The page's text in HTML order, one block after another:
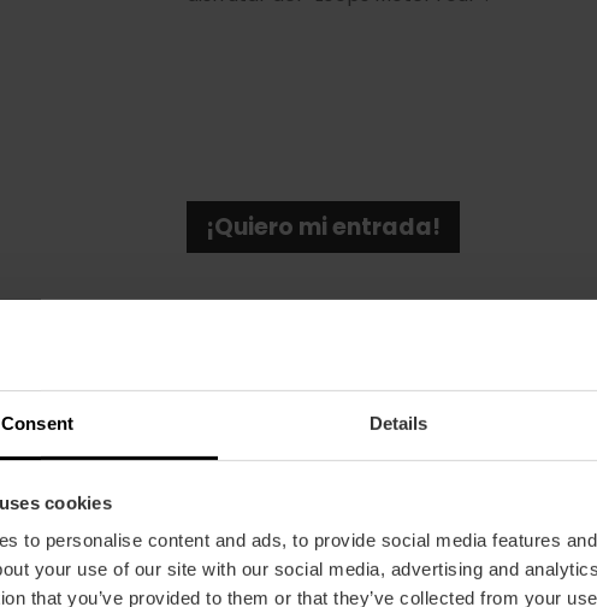
Consent Details
cookies
to personalise content and ads, to provide social media features
your use of our site with our social media, advertising and
that you’ve provided to them or that they’ve collected from your
¡Quiero mi entrada!
25/01/2025 - 25/01/2025
Horarios
Apertura de puertas a las 20:00 h.